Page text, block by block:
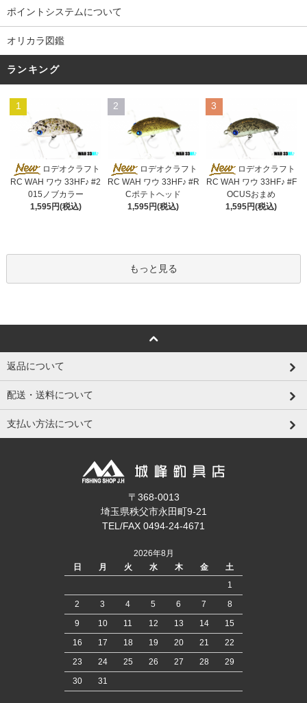
ポイントシステムについて
オリカラ図鑑
ランキング
1
ロデオクラフト
RC WAH ワウ 33HF♪ #2
015ノブカラー
1,595円(税込)
2
ロデオクラフト
RC WAH ワウ 33HF♪ #R
Cポテトヘッド
1,595円(税込)
3
ロデオクラフト
RC WAH ワウ 33HF♪ #F
OCUSおまめ
1,595円(税込)
もっと見る
返品について
配送・送料について
支払い方法について
〒368-0013
埼玉県秩父市永田町9-21
TEL/FAX 0494-24-4671
2026年8月
日
月 火 水 木 金
土
1
2
3 4 5 6 7
8
9
10 11 12 13 14
15
16
17 18 19 20 21
22
23
24 25 26 27 28
29
30
31